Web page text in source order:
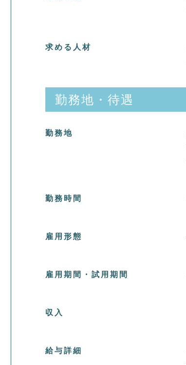
求める人材
勤務地・待遇
勤務地
勤務時間
雇用形態
雇用期間・試用期間
収入
給与詳細